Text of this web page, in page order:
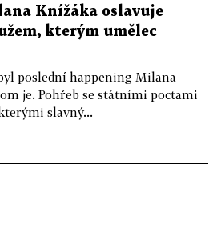
Knížáka oslavuje
kterým umělec
poslední happening Milana
je. Pohřeb se státními poctami
slavný...